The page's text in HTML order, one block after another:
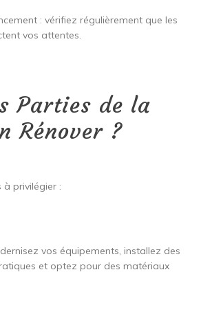
: vérifiez régulièrement que les
vos attentes.
Parties de la
Rénover ?
à privilégier :
vos équipements, installez des
et optez pour des matériaux